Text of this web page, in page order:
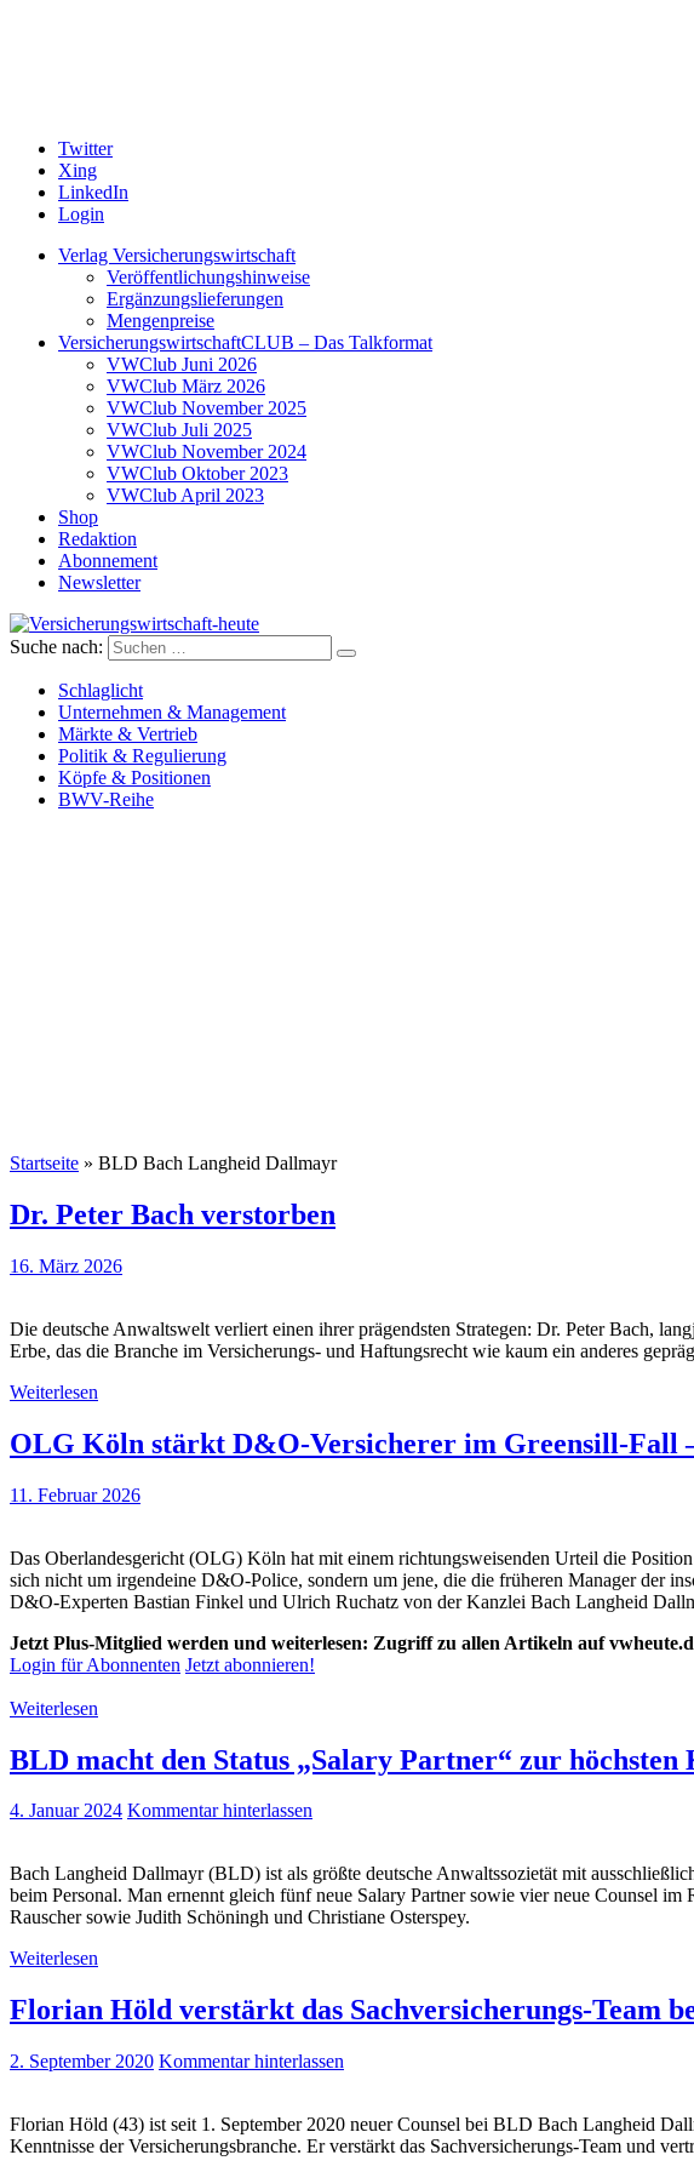
Twitter
Xing
LinkedIn
Login
Verlag Versicherungswirtschaft
Veröffentlichungshinweise
Ergänzungslieferungen
Mengenpreise
VersicherungswirtschaftCLUB – Das Talkformat
VWClub Juni 2026
VWClub März 2026
VWClub November 2025
VWClub Juli 2025
VWClub November 2024
VWClub Oktober 2023
VWClub April 2023
Shop
Redaktion
Abonnement
Newsletter
Versicherungswirtschaft-heute
Suche nach:
Schlaglicht
Unternehmen & Management
Märkte & Vertrieb
Politik & Regulierung
Köpfe & Positionen
BWV-Reihe
Startseite » BLD Bach Langheid Dallmayr
Dr. Peter Bach verstorben
16. März 2026
Die deutsche Anwaltswelt verliert einen ihrer prägendsten Strategen: Dr. Peter Bach,
Erbe, das die Branche im Versicherungs- und Haftungsrecht wie kaum ein anderes
Weiterlesen
OLG Köln stärkt D&O-Versicherer im Greensill-Fall
11. Februar 2026
Das Oberlandesgericht (OLG) Köln hat mit einem richtungsweisenden Urteil die
sich nicht um irgendeine D&O-Police, sondern um jene, die die früheren Manager der
D&O-Experten Bastian Finkel und Ulrich Ruchatz von der Kanzlei Bach Langheid
Jetzt Plus-Mitglied werden und weiterlesen: Zugriff zu allen Artikeln auf
Login für Abonnenten Jetzt abonnieren!
Weiterlesen
BLD macht den Status „Salary Partner“ zur
4. Januar 2024 Kommentar hinterlassen
Bach Langheid Dallmayr (BLD) ist als größte deutsche Anwaltssozietät mit
beim Personal. Man ernennt gleich fünf neue Salary Partner sowie vier neue Counsel
Rauscher sowie Judith Schöningh und Christiane Osterspey.
Weiterlesen
Florian Höld verstärkt das Sachversicherungs-Team
2. September 2020 Kommentar hinterlassen
Florian Höld (43) ist seit 1. September 2020 neuer Counsel bei BLD Bach Langheid
Kenntnisse der Versicherungsbranche. Er verstärkt das Sachversicherungs-Team und